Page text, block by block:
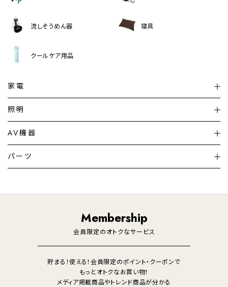
流しそうめん器 寝具
クールケア用品
家電
加湿器・空気清浄機
暖房機 掃除機
調理家電 生活家電
照明
シーリングライト
デスクライト
AV機器
テレビ
パーツ
Membership
会員限定のオトクなサービス
貯まる！使える！会員限定のポイント・クーポンで
もっとオトクなお買い物！
メディア掲載商品やトレンド商品が分かる